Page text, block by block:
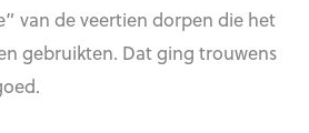
van de veertien dorpen die het
gebruikten. Dat ging trouwens